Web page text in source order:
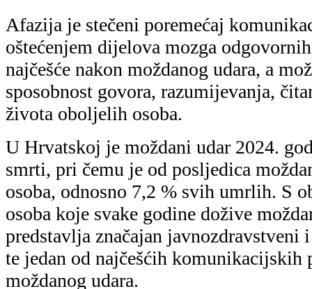
Mjesec svjesnosti o afazijiobilježava
svijesti javnosti o važnosti
simptoma, dostupnosti logopedske
osobama s afazijom i njihovim
Hrvatsko logopedsko društvo (HLD)
SUVAG, Fakultetom za logopediju
(UNIRI) i Odsjekom za logopediju
rehabilitacijskog fakulteta Sveučilišta
podršku Gradskog ureda za socijalnu
branitelje i osobe s invaliditetom
javnozdravstvenu akciju pod
Razumijem i kad ne razumijem –